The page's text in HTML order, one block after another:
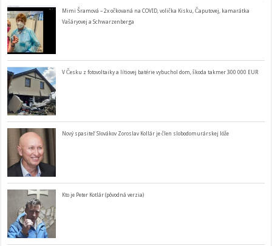
Mimi Šramová – 2x očkovaná na COVID, volička Kisku, Čaputovej, kamarátka
Vašáryovej a Schwarzenberga
V Česku z fotovoltaiky a lítiovej batérie vybuchol dom, škoda takmer 300 000 EUR
Nový spasiteľ Slovákov Zoroslav Kollár je člen slobodomurárskej lóže
Kto je Peter Kotlár (pôvodná verzia)